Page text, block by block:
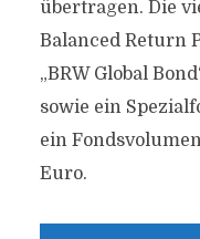
übertragen. Die
Balanced Return
„BRW Global
sowie ein
ein
Euro.